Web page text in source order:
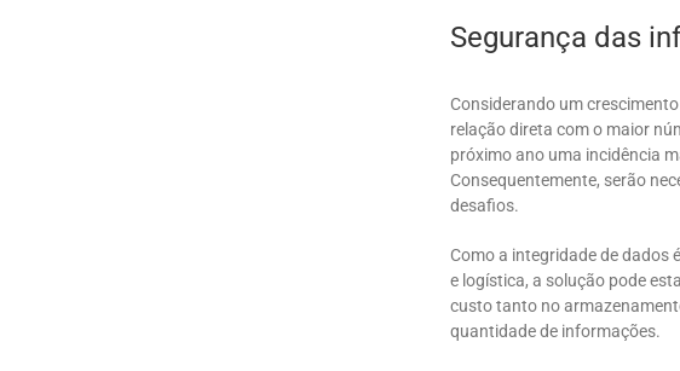
Segurança das
Considerando um
relação direta com o maior
próximo ano uma incidência
Consequentemente, serão
desafios.
Como a integridade de dados
e logística, a solução pode
custo tanto no
quantidade de informações.